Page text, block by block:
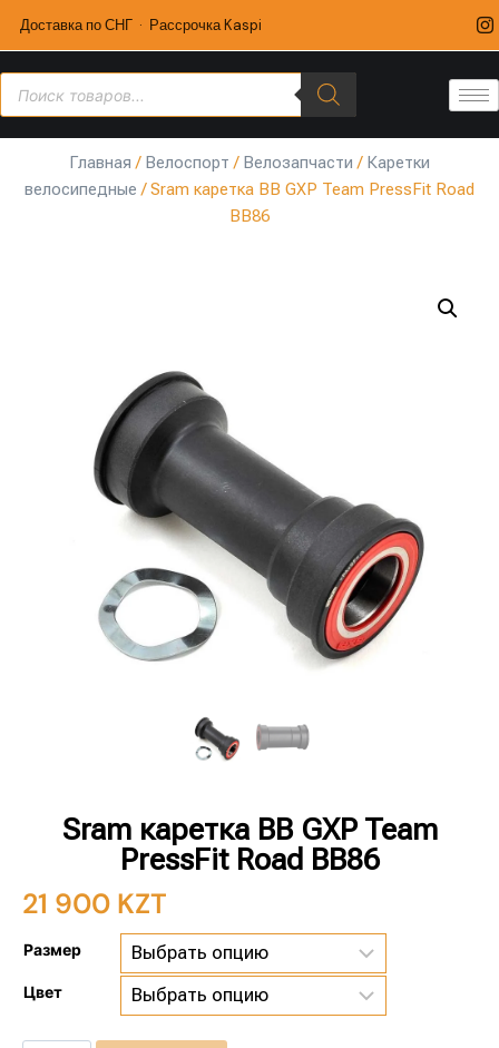
Доставка по СНГ · Рассрочка Kaspi
Главная / Велоспорт / Велозапчасти / Каретки
велосипедные / Sram каретка BB GXP Team PressFit Road
BB86
Sram каретка BB GXP Team
PressFit Road BB86
21 900 KZT
Размер
Цвет